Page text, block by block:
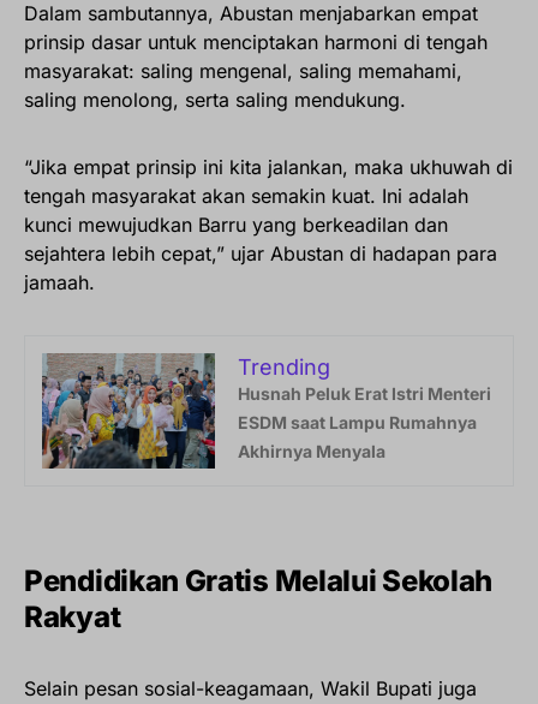
Dalam sambutannya, Abustan menjabarkan empat
prinsip dasar untuk menciptakan harmoni di tengah
masyarakat: saling mengenal, saling memahami,
saling menolong, serta saling mendukung.
“Jika empat prinsip ini kita jalankan, maka ukhuwah di
tengah masyarakat akan semakin kuat. Ini adalah
kunci mewujudkan Barru yang berkeadilan dan
sejahtera lebih cepat,” ujar Abustan di hadapan para
jamaah.
Trending
Husnah Peluk Erat Istri Menteri
ESDM saat Lampu Rumahnya
Akhirnya Menyala
Pendidikan Gratis Melalui Sekolah
Rakyat
Selain pesan sosial-keagamaan, Wakil Bupati juga